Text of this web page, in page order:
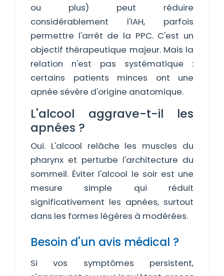
ou plus) peut réduire
considérablement l'IAH, parfois
permettre l'arrêt de la PPC. C'est un
objectif thérapeutique majeur. Mais la
relation n'est pas systématique :
certains patients minces ont une
apnée sévère d'origine anatomique.
L'alcool aggrave-t-il les
apnées ?
Oui. L'alcool relâche les muscles du
pharynx et perturbe l'architecture du
sommeil. Éviter l'alcool le soir est une
mesure simple qui réduit
significativement les apnées, surtout
dans les formes légères à modérées.
Besoin d'un avis médical ?
Si vos symptômes persistent,